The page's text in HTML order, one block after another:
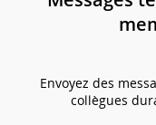
Envoyez des
collègues